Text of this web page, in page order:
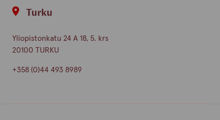
Turku
Yliopistonkatu 24 A 18, 5. krs
20100 TURKU
+358 (0)44 493 8989